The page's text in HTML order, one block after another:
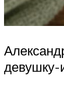
девушку-